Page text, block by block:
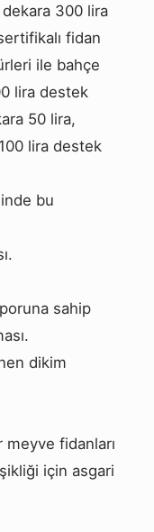
300 lira
fidan
ile bahçe
lira destek
50 lira,
lira destek
bu
sahip
dikim
fidanları
için asgari